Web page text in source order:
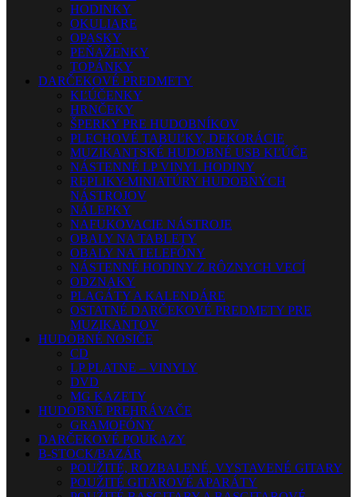
HODINKY
OKULIARE
OPASKY
PEŇAŽENKY
TOPÁNKY
DARČEKOVÉ PREDMETY
KĽÚČENKY
HRNČEKY
ŠPERKY PRE HUDOBNÍKOV
PLECHOVÉ TABUĽKY, DEKORÁCIE
MUZIKANTSKÉ HUDOBNÉ USB KĽÚČE
NÁSTENNÉ LP VINYL HODINY
REPLIKY-MINIATÚRY HUDOBNÝCH
NÁSTROJOV
NÁLEPKY
NAFUKOVACIE NÁSTROJE
OBALY NA TABLETY
OBALY NA TELEFÓNY
NÁSTENNÉ HODINY Z RÔZNYCH VECÍ
ODZNAKY
PLAGÁTY A KALENDÁRE
OSTATNÉ DARČEKOVÉ PREDMETY PRE
MUZIKANTOV
HUDOBNÉ NOSIČE
CD
LP PLATNE – VINYLY
DVD
MG KAZETY
HUDOBNÉ PREHRÁVAČE
GRAMOFÓNY
DARČEKOVÉ POUKAZY
B-STOCK/BAZÁR
POUŽITÉ, ROZBALENÉ, VYSTAVENÉ GITARY
POUŽITÉ GITAROVÉ APARÁTY